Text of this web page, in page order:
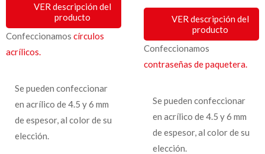
VER descripción del
producto
Confeccionamos círculos
acrílicos.
Se pueden confeccionar
en acrílico de 4.5 y 6 mm
de espesor, al color de su
elección.
VER descripción del
producto
Confeccionamos
contraseñas de paquetera.
Se pueden confeccionar
en acrílico de 4.5 y 6 mm
de espesor, al color de su
elección.